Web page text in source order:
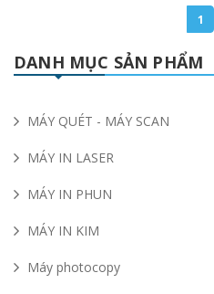
1
DANH MỤC SẢN PHẨM
MÁY QUÉT - MÁY SCAN
MÁY IN LASER
MÁY IN PHUN
MÁY IN KIM
Máy photocopy